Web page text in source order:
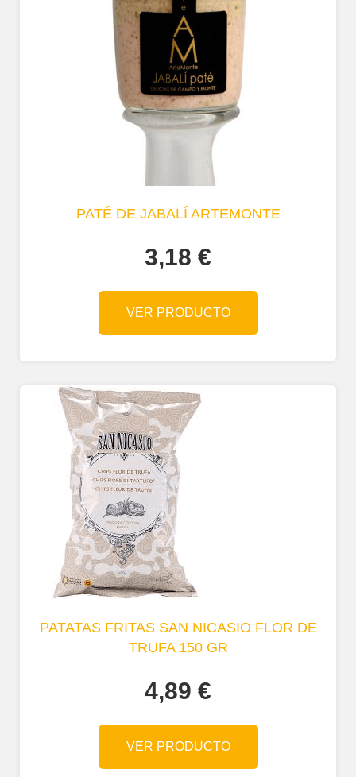
PATÉ DE JABALÍ ARTEMONTE
3,18 €
VER PRODUCTO
PATATAS FRITAS SAN NICASIO FLOR DE
TRUFA 150 GR
4,89 €
VER PRODUCTO